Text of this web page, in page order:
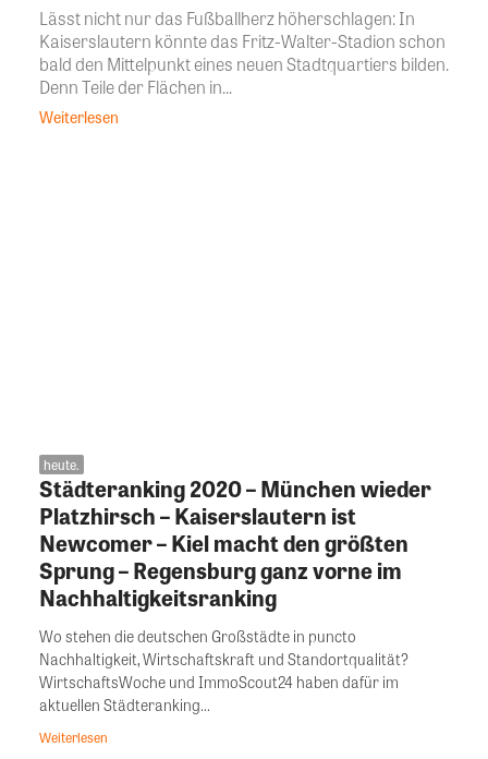
Lässt nicht nur das Fußballherz höherschlagen: In
Kaiserslautern könnte das Fritz-Walter-Stadion schon
bald den Mittelpunkt eines neuen Stadtquartiers bilden.
Denn Teile der Flächen in...
Weiterlesen
heute.
Städteranking 2020 – München wieder
Platzhirsch – Kaiserslautern ist
Newcomer – Kiel macht den größten
Sprung – Regensburg ganz vorne im
Nachhaltigkeitsranking
Wo stehen die deutschen Großstädte in puncto
Nachhaltigkeit, Wirtschaftskraft und Standortqualität?
WirtschaftsWoche und ImmoScout24 haben dafür im
aktuellen Städteranking...
Weiterlesen